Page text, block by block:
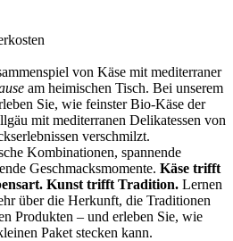
von Käse mit mediterraner
am heimischen Tisch. Bei unserem
Sie, wie feinster Bio-Käse der
mit mediterranen Delikatessen von
verschmilzt.
Kombinationen, spannende
Geschmacksmomente. Käse trifft
Kunst trifft Tradition. Lernen
über die Herkunft, die Traditionen
Produkten – und erleben Sie, wie
Paket stecken kann.